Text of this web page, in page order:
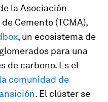
la Asociación
Cemento (TCMA),
, un ecosistema de
para una
de carbono. Es el
comunidad de
. El clúster se